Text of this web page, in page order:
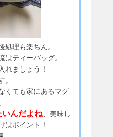
処理も楽ちん。
はティーバッグ。
れましょう！
。
くても家にあるマグ
いんだよね 、美味し
はポイント！